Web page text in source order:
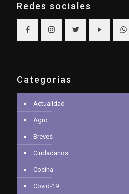
Redes sociales
Categorías
Actualidad
Agro
Breves
Ciudadanos
Cocina
Covid-19